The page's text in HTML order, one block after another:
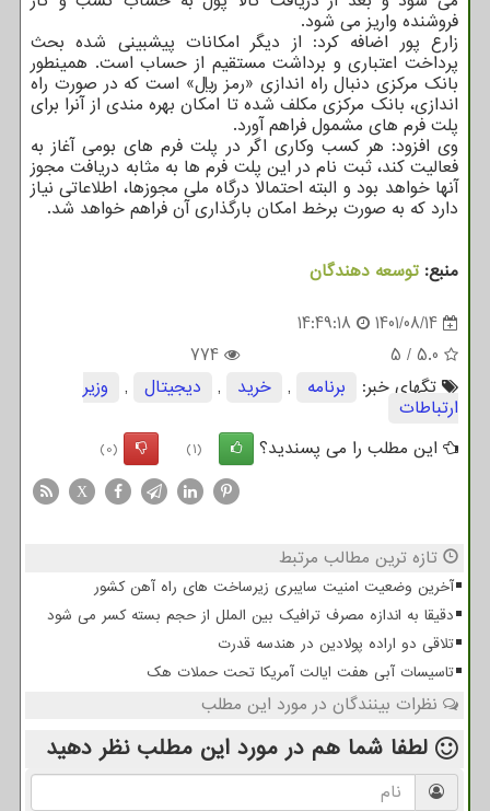
فروشنده واریز می شود.
زارع پور اضافه کرد: از دیگر امکانات پیشبینی شده بحث
پرداخت اعتباری و برداشت مستقیم از حساب است. همینطور
بانک مرکزی دنبال راه اندازی «رمز ریال» است که در صورت راه
اندازی، بانک مرکزی مکلف شده تا امکان بهره مندی از آنرا برای
پلت فرم های مشمول فراهم آورد.
وی افزود: هر کسب وکاری اگر در پلت فرم های بومی آغاز به
فعالیت کند، ثبت نام در این پلت فرم ها به مثابه دریافت مجوز
آنها خواهد بود و البته احتمالا درگاه ملی مجوزها، اطلاعاتی نیاز
دارد که به صورت برخط امکان بارگذاری آن فراهم خواهد شد.
منبع: توسعه دهندگان
1401/08/14
14:49:18
5.0
/
5
774
تگهای خبر:
برنامه , خرید , دیجیتال , وزیر
ارتباطات
این مطلب را می پسندید؟
(1)
(0)
X
تازه ترین مطالب مرتبط
آخرین وضعیت امنیت سایبری زیرساخت های راه آهن کشور
دقیقا به اندازه مصرف ترافیک بین الملل از حجم بسته کسر می شود
تلاقی دو اراده پولادین در هندسه قدرت
تاسیسات آبی هفت ایالت آمریکا تحت حملات هک
نظرات بینندگان در مورد این مطلب
لطفا شما هم در مورد این مطلب نظر دهید